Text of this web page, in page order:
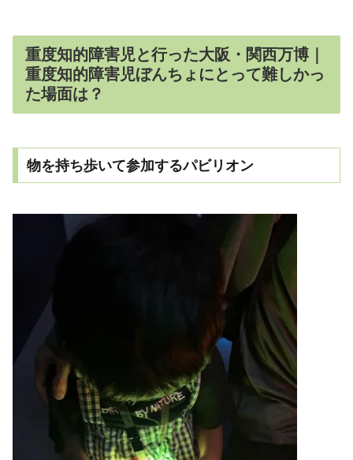
重度知的障害児と行った大阪・関西万博｜
重度知的障害児ぼんちょにとって難しかっ
た場面は？
物を持ち歩いて参加するパビリオン